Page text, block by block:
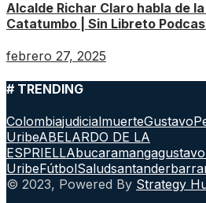
Alcalde Richar Claro habla de
Catatumbo | Sin Libreto
febrero 27, 2025
# TRENDING
Colombiajudicialmuerte
UribeABELARDO DE LA
ESPRIELLAbucaramanga
UribeFútbolSaludsantander
© 2023, Powered By Strategy